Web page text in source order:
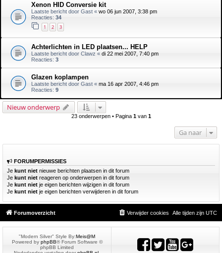
Xenon HID Conversie kit
Laatste bericht door Gast « wo 06 jun 2007, 3:38 pm
Reacties: 34
1 2 3
Achterlichten in LED plaatsen... HELP
Laatste bericht door Clawz « di 22 mei 2007, 7:40 pm
Reacties: 3
Glazen koplampen
Laatste bericht door Gast « ma 16 apr 2007, 4:46 pm
Reacties: 9
Nieuw onderwerp
23 onderwerpen • Pagina 1van 1
Ga naar
FORUMPERMISSIES
Je kunt niet nieuwe berichten plaatsen in dit forum
Je kunt niet reageren op onderwerpen in dit forum
Je kunt niet je eigen berichten wijzigen in dit forum
Je kunt niet je eigen berichten verwijderen in dit forum
Forumoverzicht Alle tijden zijn UTC
Verwijder cookies
"Modern Silver" Style By:Meis@M
Powered by phpBB® Forum Software ©
phpBB Limited